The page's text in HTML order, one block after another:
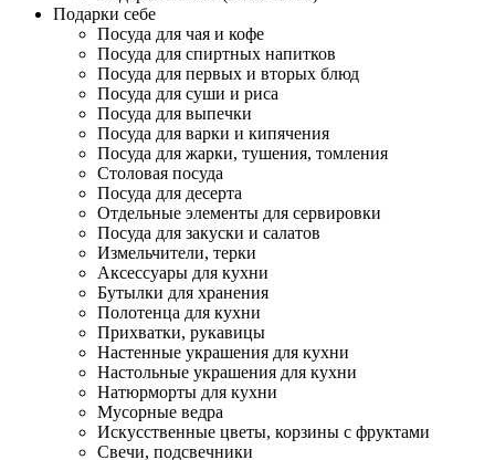
Подарки себе
Посуда для чая и кофе
Посуда для спиртных напитков
Посуда для первых и вторых блюд
Посуда для суши и риса
Посуда для выпечки
Посуда для варки и кипячения
Посуда для жарки, тушения, томления
Столовая посуда
Посуда для десерта
Отдельные элементы для сервировки
Посуда для закуски и салатов
Измельчители, терки
Аксессуары для кухни
Бутылки для хранения
Полотенца для кухни
Прихватки, рукавицы
Настенные украшения для кухни
Настольные украшения для кухни
Натюрморты для кухни
Мусорные ведра
Искусственные цветы, корзины с фруктами
Свечи, подсвечники